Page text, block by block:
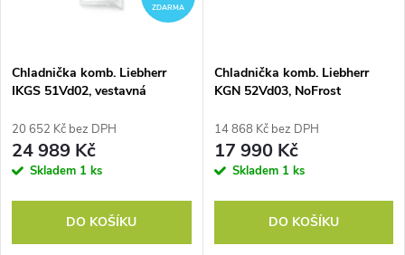
ZDARMA
Chladnička komb. Liebherr
IKGS 51Vd02, vestavná
20 652 Kč bez DPH
24 989 Kč
Skladem 1 ks
DO KOŠÍKU
Chladnička komb. Liebherr
KGN 52Vd03, NoFrost
14 868 Kč bez DPH
17 990 Kč
Skladem 1 ks
DO KOŠÍKU